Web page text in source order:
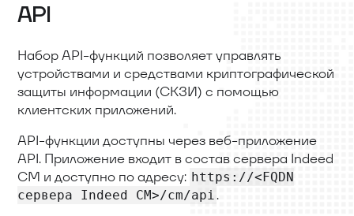
API
Набор API-функций позволяет управлять
устройствами и средствами криптографической
защиты информации (СКЗИ) с помощью
клиентских приложений.
API-функции доступны через веб-приложение
API. Приложение входит в состав сервера Indeed
CM и доступно по адресу: https://<FQDN
сервера Indeed CM>/cm/api .